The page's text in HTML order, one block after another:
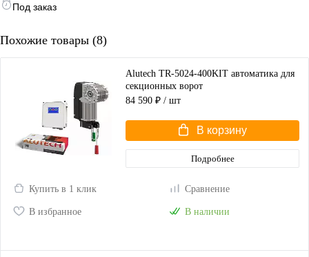
Под заказ
Похожие товары (8)
Alutech TR-5024-400KIT автоматика для
секционных ворот
84 590 ₽ / шт
В корзину
Подробнее
Купить в 1 клик Сравнение
В избранное В наличии